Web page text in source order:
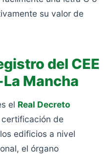
su valor de
del CEE
Mancha
el Real Decreto
certificación de
edificios a nivel
el órgano